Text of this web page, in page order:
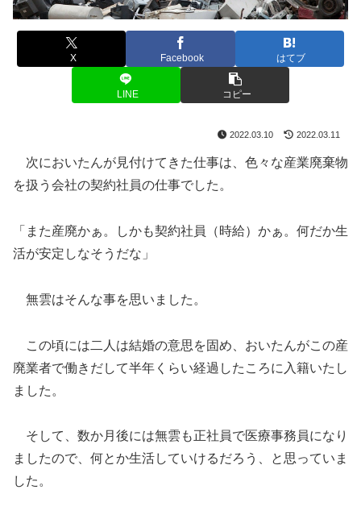
X Facebook はてブ
LINE コピー
2022.03.10 2022.03.11
次においたんが見付けてきた仕事は、色々な産業廃棄物
を扱う会社の契約社員の仕事でした。
「また産廃かぁ。しかも契約社員（時給）かぁ。何だか生
活が安定しなそうだな」
無雲はそんな事を思いました。
この頃には二人は結婚の意思を固め、おいたんがこの産
廃業者で働きだして半年くらい経過したころに入籍いたし
ました。
そして、数か月後には無雲も正社員で医療事務員になり
ましたので、何とか生活していけるだろう、と思っていま
した。